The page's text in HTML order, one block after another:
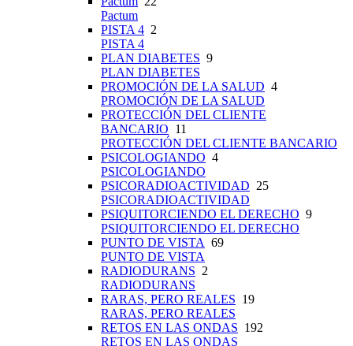
Pactum
PISTA 4 2
PISTA 4
PLAN DIABETES 9
PLAN DIABETES
PROMOCIÓN DE LA SALUD 4
PROMOCIÓN DE LA SALUD
PROTECCIÓN DEL CLIENTE
BANCARIO 11
PROTECCIÓN DEL CLIENTE BANCARIO
PSICOLOGIANDO 4
PSICOLOGIANDO
PSICORADIOACTIVIDAD 25
PSICORADIOACTIVIDAD
PSIQUITORCIENDO EL DERECHO 9
PSIQUITORCIENDO EL DERECHO
PUNTO DE VISTA 69
PUNTO DE VISTA
RADIODURANS 2
RADIODURANS
RARAS, PERO REALES 19
RARAS, PERO REALES
RETOS EN LAS ONDAS 192
RETOS EN LAS ONDAS